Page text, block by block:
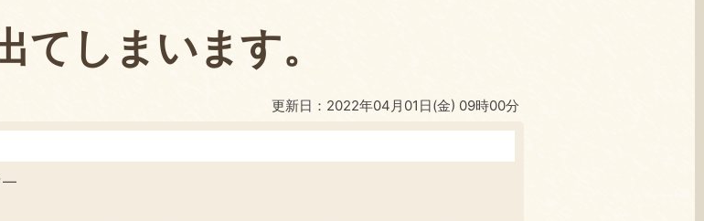
てしまいます。
更新日：2022年04月01日(金) 09時00分
―